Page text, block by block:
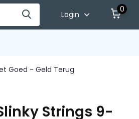
Login
0
Goed - Geld Terug
Strings 9-